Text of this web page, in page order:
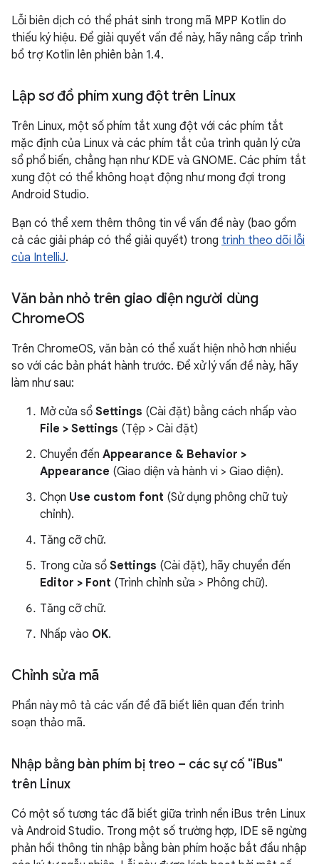
Lỗi biên dịch có thể phát sinh trong mã MPP Kotlin do
thiếu ký hiệu. Để giải quyết vấn đề này, hãy nâng cấp trình
bổ trợ Kotlin lên phiên bản 1.4.
Lập sơ đồ phím xung đột trên Linux
Trên Linux, một số phím tắt xung đột với các phím tắt
mặc định của Linux và các phím tắt của trình quản lý cửa
sổ phổ biến, chẳng hạn như KDE và GNOME. Các phím tắt
xung đột có thể không hoạt động như mong đợi trong
Android Studio.
Bạn có thể xem thêm thông tin về vấn đề này (bao gồm
cả các giải pháp có thể giải quyết) trong trình theo dõi lỗi
của IntelliJ.
Văn bản nhỏ trên giao diện người dùng
ChromeOS
Trên ChromeOS, văn bản có thể xuất hiện nhỏ hơn nhiều
so với các bản phát hành trước. Để xử lý vấn đề này, hãy
làm như sau:
Mở cửa sổ Settings (Cài đặt) bằng cách nhấp vào
File > Settings (Tệp > Cài đặt)
Chuyển đến Appearance & Behavior >
Appearance (Giao diện và hành vi > Giao diện).
Chọn Use custom font (Sử dụng phông chữ tuỳ
chỉnh).
Tăng cỡ chữ.
Trong cửa sổ Settings (Cài đặt), hãy chuyển đến
Editor > Font (Trình chỉnh sửa > Phông chữ).
Tăng cỡ chữ.
Nhấp vào OK.
Chỉnh sửa mã
Phần này mô tả các vấn đề đã biết liên quan đến trình
soạn thảo mã.
Nhập bằng bàn phím bị treo – các sự cố "iBus"
trên Linux
Có một số tương tác đã biết giữa trình nền iBus trên Linux
và Android Studio. Trong một số trường hợp, IDE sẽ ngừng
phản hồi thông tin nhập bằng bàn phím hoặc bắt đầu nhập